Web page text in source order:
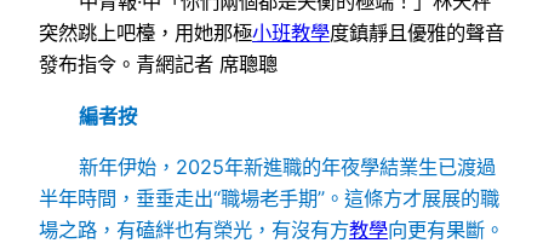
突然跳上吧檯，用她那極小班教學度鎮靜且優雅的聲音
發布指令。青網記者 席聰聰
編者按
新年伊始，2025年新進職的年夜學結業生已渡過
半年時間，垂垂走出“職場老手期”。這條方才展展的職
場之路，有磕絆也有榮光，有沒有方教學向更有果斷。